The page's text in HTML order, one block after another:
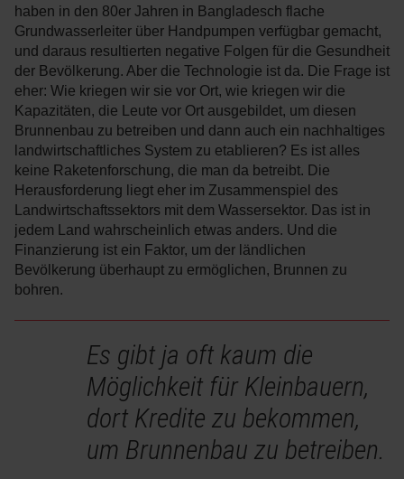
haben in den 80er Jahren in Bangladesch flache
Grundwasserleiter über Handpumpen verfügbar gemacht,
und daraus resultierten negative Folgen für die Gesundheit
der Bevölkerung. Aber die Technologie ist da. Die Frage ist
eher: Wie kriegen wir sie vor Ort, wie kriegen wir die
Kapazitäten, die Leute vor Ort ausgebildet, um diesen
Brunnenbau zu betreiben und dann auch ein nachhaltiges
landwirtschaftliches System zu etablieren? Es ist alles
keine Raketenforschung, die man da betreibt. Die
Herausforderung liegt eher im Zusammenspiel des
Landwirtschaftssektors mit dem Wassersektor. Das ist in
jedem Land wahrscheinlich etwas anders. Und die
Finanzierung ist ein Faktor, um der ländlichen
Bevölkerung überhaupt zu ermöglichen, Brunnen zu
bohren.
Es gibt ja oft kaum die
Möglichkeit für Kleinbauern,
dort Kredite zu bekommen,
um Brunnenbau zu betreiben.